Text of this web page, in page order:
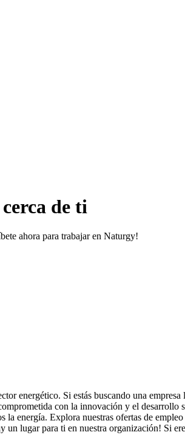
de ti
ahora para trabajar en Naturgy!
energético. Si estás buscando una
con la innovación y el
energía. Explora nuestras ofertas de
un lugar para ti en nuestra organización! Si